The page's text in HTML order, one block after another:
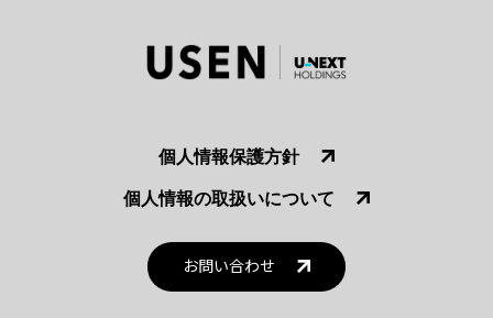
個人情報保護方針
個人情報の取扱いについて
お問い合わせ